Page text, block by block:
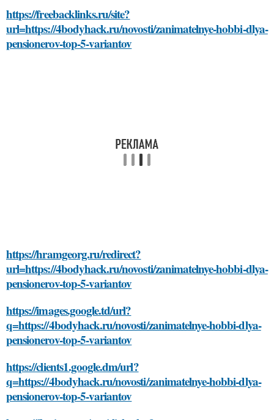
https://freebacklinks.ru/site?
url=https://4bodyhack.ru/novosti/zanimatelnye-hobbi-dlya-
pensionerov-top-5-variantov
https://hramgeorg.ru/redirect?
url=https://4bodyhack.ru/novosti/zanimatelnye-hobbi-dlya-
pensionerov-top-5-variantov
https://images.google.td/url?
q=https://4bodyhack.ru/novosti/zanimatelnye-hobbi-dlya-
pensionerov-top-5-variantov
https://clients1.google.dm/url?
q=https://4bodyhack.ru/novosti/zanimatelnye-hobbi-dlya-
pensionerov-top-5-variantov